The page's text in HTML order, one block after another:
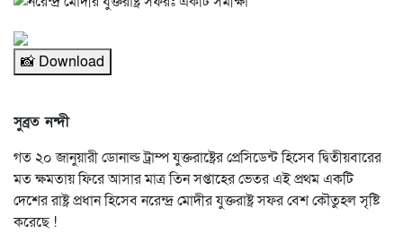
📸 Download
সুব্রত নন্দী
গত ২০ জানুয়ারী ডোনাল্ড ট্রাম্প যুক্তরাষ্ট্রের প্রেসিডেন্ট হিসেব দ্বিতীয়বারের
মত ক্ষমতায় ফিরে আসার মাত্র তিন সপ্তাহের ভেতর এই প্রথম একটি
দেশের রাষ্ট্র প্রধান হিসেব নরেন্দ্র মোদীর যুক্তরাষ্ট্র সফর বেশ কৌতুহল সৃষ্টি
করেছে !